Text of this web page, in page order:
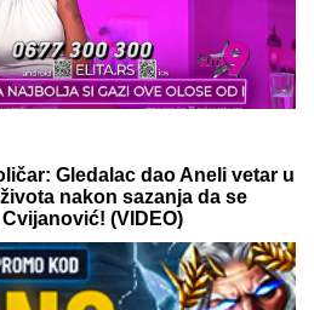
O PREVARI!Žena
škakljivo pitanje, pa
lakše"
KAMENA OGRADA I
LAVOVIOvo je porodična
Stankovića, sazidao
Grockoj, tu razvio i biznis